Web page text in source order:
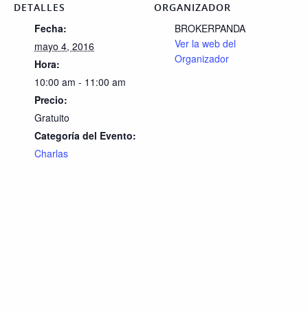
DETALLES
Fecha:
mayo 4, 2016
Hora:
10:00 am - 11:00 am
Precio:
Gratuito
Categoría del Evento:
Charlas
ORGANIZADOR
BROKERPANDA
Ver la web del
Organizador